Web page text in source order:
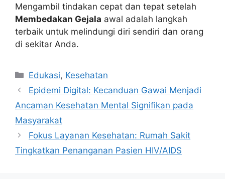
Mengambil tindakan cepat dan tepat setelah
Membedakan Gejala awal adalah langkah
terbaik untuk melindungi diri sendiri dan orang
di sekitar Anda.
Kategori
Edukasi, Kesehatan
Epidemi Digital: Kecanduan Gawai Menjadi
Ancaman Kesehatan Mental Signifikan pada
Masyarakat
Fokus Layanan Kesehatan: Rumah Sakit
Tingkatkan Penanganan Pasien HIV/AIDS